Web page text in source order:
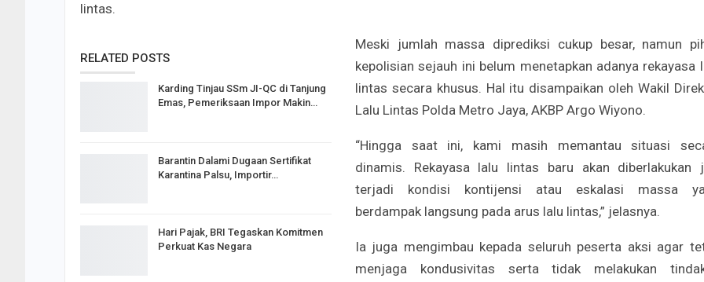
lintas.
RELATED POSTS
Karding Tinjau SSm JI-QC di Tanjung
Emas, Pemeriksaan Impor Makin…
Barantin Dalami Dugaan Sertifikat
Karantina Palsu, Importir…
Hari Pajak, BRI Tegaskan Komitmen
Perkuat Kas Negara
Meski jumlah massa diprediksi cukup besar, namun
kepolisian sejauh ini belum menetapkan adanya rekayasa
lintas secara khusus. Hal itu disampaikan oleh Wakil
Lalu Lintas Polda Metro Jaya, AKBP Argo Wiyono.
“Hingga saat ini, kami masih memantau situasi
dinamis. Rekayasa lalu lintas baru akan diberlakukan
terjadi kondisi kontijensi atau eskalasi massa
berdampak langsung pada arus lalu lintas,” jelasnya.
Ia juga mengimbau kepada seluruh peserta aksi agar
menjaga kondusivitas serta tidak melakukan